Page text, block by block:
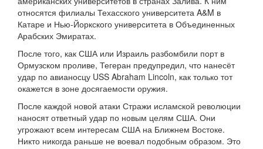
относятся филиалы Техасского университета A&M в
Катаре и Нью-Йоркского университета в Объединенных
Арабских Эмиратах.
После того, как США или Израиль разбомбили порт в
Ормузском проливе, Тегеран предупредил, что нанесёт
удар по авианосцу USS Abraham Lincoln, как только тот
окажется в зоне досягаемости оружия.
После каждой новой атаки Стражи исламской революции
наносят ответный удар по новым целям США. Они
угрожают всем интересам США на Ближнем Востоке.
Никто никогда раньше не воевал подобным образом. Это